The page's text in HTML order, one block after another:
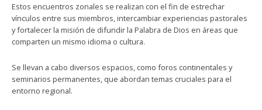
Estos encuentros zonales se realizan con el fin de estrechar
vínculos entre sus miembros, intercambiar experiencias pastorales
y fortalecer la misión de difundir la Palabra de Dios en áreas que
comparten un mismo idioma o cultura.
Se llevan a cabo diversos espacios, como foros continentales y
seminarios permanentes, que abordan temas cruciales para el
entorno regional.